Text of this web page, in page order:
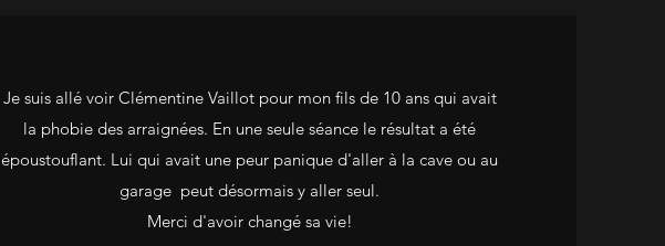
Je suis allé voir Clémentine Vaillot pour mon fils de 10 ans qui avait
la phobie des arraignées. En une seule séance le résultat a été
époustouflant. Lui qui avait une peur panique d'aller à la cave ou au
garage peut désormais y aller seul.
Merci d'avoir changé sa vie!